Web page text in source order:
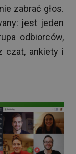
zabrać głos.
jest jeden
odbiorców,
czat, ankiety i